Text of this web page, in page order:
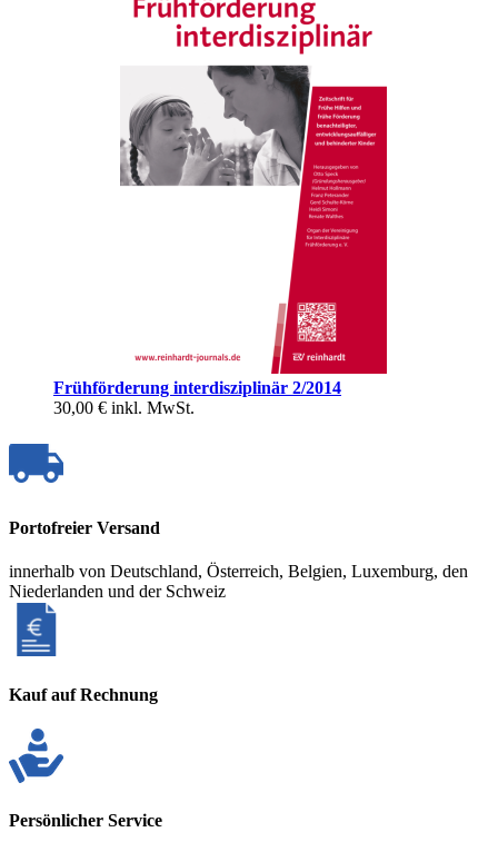
Frühförderung interdisziplinär 2/2014
30,00 € inkl. MwSt.
Portofreier Versand
innerhalb von Deutschland, Österreich, Belgien, Luxemburg, den
Niederlanden und der Schweiz
Kauf auf Rechnung
Persönlicher Service